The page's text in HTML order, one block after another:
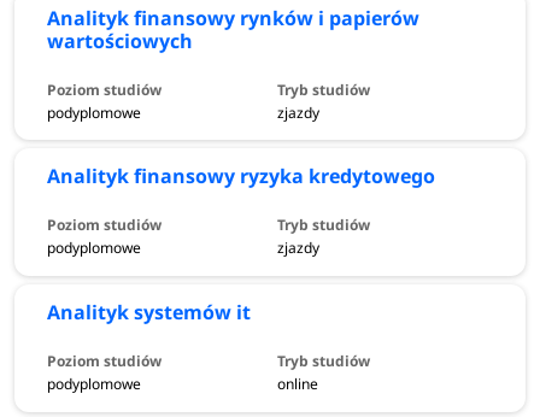
Analityk finansowy rynków i papierów
wartościowych
podyplomowe zjazdy
Analityk finansowy ryzyka kredytowego
podyplomowe zjazdy
Analityk systemów it
podyplomowe online